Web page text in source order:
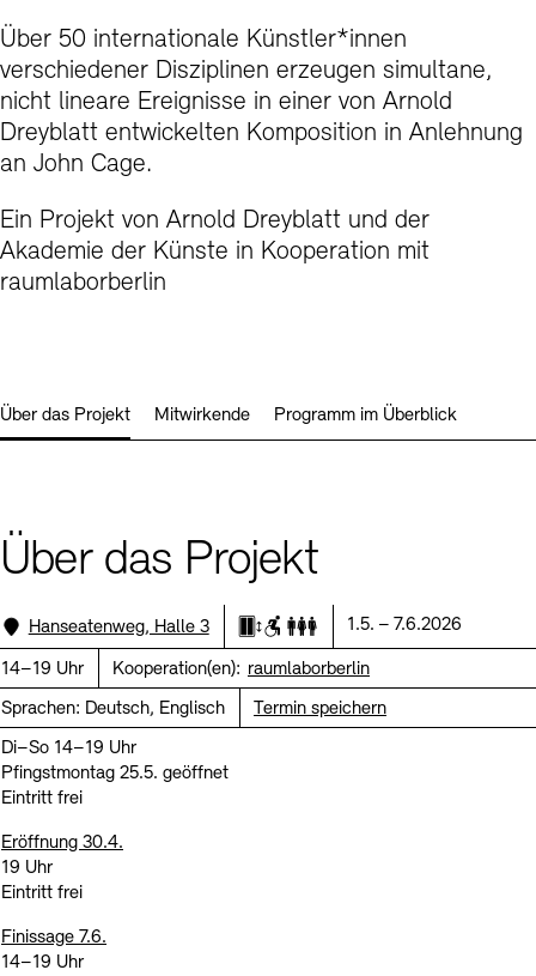
Tickets und Preise Öffnungszeiten Barrierefreiheit
Newsletter Presse
Tickets und Preise Öffnungszeiten Barrierefreiheit
Newsletter
Kunstsektionen
Preise, Stipendien und Stiftung
Publikationen
Europäische Allianz der Akademien
JUNGE AKADEMIE
Kulturelle Vermittlung – KUNSTWELTEN
Gesellschaft der Freunde
Newsletter
Nachhaltigkeit Kontakt
Büro der öffentlichen Sache
Mediathek
schau depot architektur modelle
Bilderkeller
Nachhaltigkeit Kontakt
Ausstellungen & Veranstaltungen
Projekte
Publikationen
Abteilungen & Fachbereiche
Bibliothek
Kontakte Archivdatenbank OPAC
Über 50 internationale Künstler*innen
verschiedener Disziplinen erzeugen simultane,
nicht lineare Ereignisse in einer von Arnold
Dreyblatt entwickelten Komposition in Anlehnung
an John Cage.
Ein Projekt von Arnold Dreyblatt und der
Akademie der Künste in Kooperation mit
raumlaborberlin
Über das Projekt Mitwirkende Programm im Überblick
Über das Projekt
Standort:
Hanseatenweg, Halle 3
Aufzug
Rollstuhlgerecht
Genderneutrale Toilette
Datum:
1.5. – 7.6.2026
Uhrzeit:
14–19 Uhr Kooperation(en): raumlaborberlin
Sprachen: Deutsch, Englisch Termin speichern
Di–So 14–19 Uhr
Pfingstmontag 25.5. geöffnet
Eintritt frei
Eröffnung 30.4.
19 Uhr
Eintritt frei
Finissage 7.6.
14–19 Uhr